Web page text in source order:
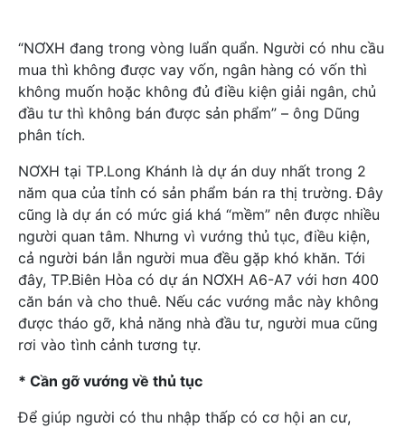
“NƠXH đang trong vòng luẩn quẩn. Người có nhu cầu
mua thì không được vay vốn, ngân hàng có vốn thì
không muốn hoặc không đủ điều kiện giải ngân, chủ
đầu tư thì không bán được sản phẩm” – ông Dũng
phân tích.
NƠXH tại TP.Long Khánh là dự án duy nhất trong 2
năm qua của tỉnh có sản phẩm bán ra thị trường. Đây
cũng là dự án có mức giá khá “mềm” nên được nhiều
người quan tâm. Nhưng vì vướng thủ tục, điều kiện,
cả người bán lẫn người mua đều gặp khó khăn. Tới
đây, TP.Biên Hòa có dự án NƠXH A6-A7 với hơn 400
căn bán và cho thuê. Nếu các vướng mắc này không
được tháo gỡ, khả năng nhà đầu tư, người mua cũng
rơi vào tình cảnh tương tự.
* Cần gỡ vướng về thủ tục
Để giúp người có thu nhập thấp có cơ hội an cư,